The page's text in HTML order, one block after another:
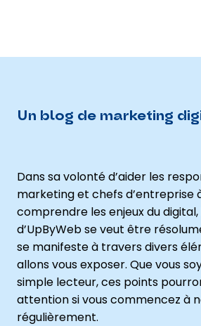
Un blog de marketing
Dans sa volonté d’aider les
marketing et chefs d’entreprise
comprendre les enjeux du
d’UpByWeb se veut être
se manifeste à travers divers
allons vous exposer. Que vous
simple lecteur, ces points
attention si vous commencez à
régulièrement.